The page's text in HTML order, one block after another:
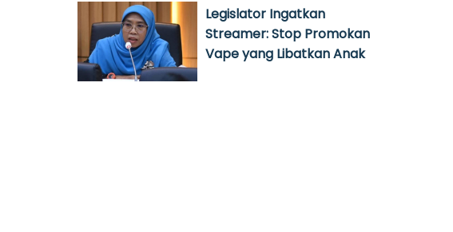
Legislator Ingatkan
Streamer: Stop Promokan
Vape yang Libatkan Anak